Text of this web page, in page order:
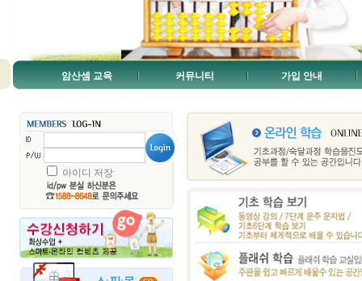
암산셈 교육 커뮤니티 가입 안내
아이디 저장